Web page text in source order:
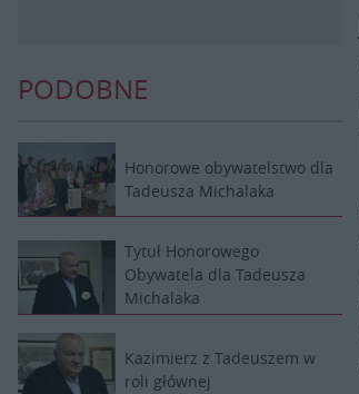
PODOBNE
Honorowe obywatelstwo dla
Tadeusza Michalaka
Tytuł Honorowego
Obywatela dla Tadeusza
Michalaka
Kazimierz z Tadeuszem w
roli głównej